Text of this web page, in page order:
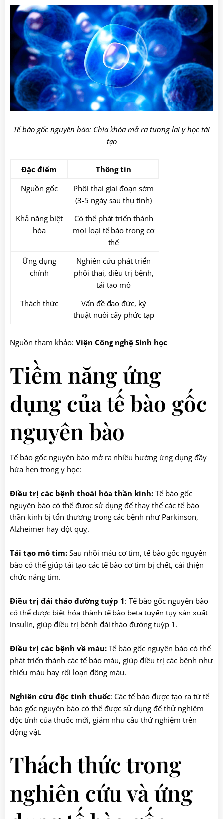
Tế bào gốc nguyên bào: Chìa khóa mở ra tương lai y học tái
tạo
Đặc điểm
Thông tin
Nguồn gốc
Phôi thai giai đoạn sớm
(3-5 ngày sau thụ tinh)
Khả năng biệt
hóa
Có thể phát triển thành
mọi loại tế bào trong cơ
thể
Ứng dụng
chính
Nghiên cứu phát triển
phôi thai, điều trị bệnh,
tái tạo mô
Thách thức
Vấn đề đạo đức, kỹ
thuật nuôi cấy phức tạp
Nguồn tham khảo: Viện Công nghệ Sinh học
Tiềm năng ứng
dụng của tế bào gốc
nguyên bào
Tế bào gốc nguyên bào mở ra nhiều hướng ứng dụng đầy
hứa hẹn trong y học:
Điều trị các bệnh thoái hóa thần kinh: Tế bào gốc
nguyên bào có thể được sử dụng để thay thế các tế bào
thần kinh bị tổn thương trong các bệnh như Parkinson,
Alzheimer hay đột quỵ.
Tái tạo mô tim: Sau nhồi máu cơ tim, tế bào gốc nguyên
bào có thể giúp tái tạo các tế bào cơ tim bị chết, cải thiện
chức năng tim.
Điều trị đái tháo đường tuýp 1: Tế bào gốc nguyên bào
có thể được biệt hóa thành tế bào beta tuyến tụy sản xuất
insulin, giúp điều trị bệnh đái tháo đường tuýp 1.
Điều trị các bệnh về máu: Tế bào gốc nguyên bào có thể
phát triển thành các tế bào máu, giúp điều trị các bệnh như
thiếu máu hay rối loạn đông máu.
Nghiên cứu độc tính thuốc: Các tế bào được tạo ra từ tế
bào gốc nguyên bào có thể được sử dụng để thử nghiệm
độc tính của thuốc mới, giảm nhu cầu thử nghiệm trên
động vật.
Thách thức trong
nghiên cứu và ứng